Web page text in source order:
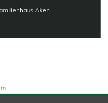
Aken